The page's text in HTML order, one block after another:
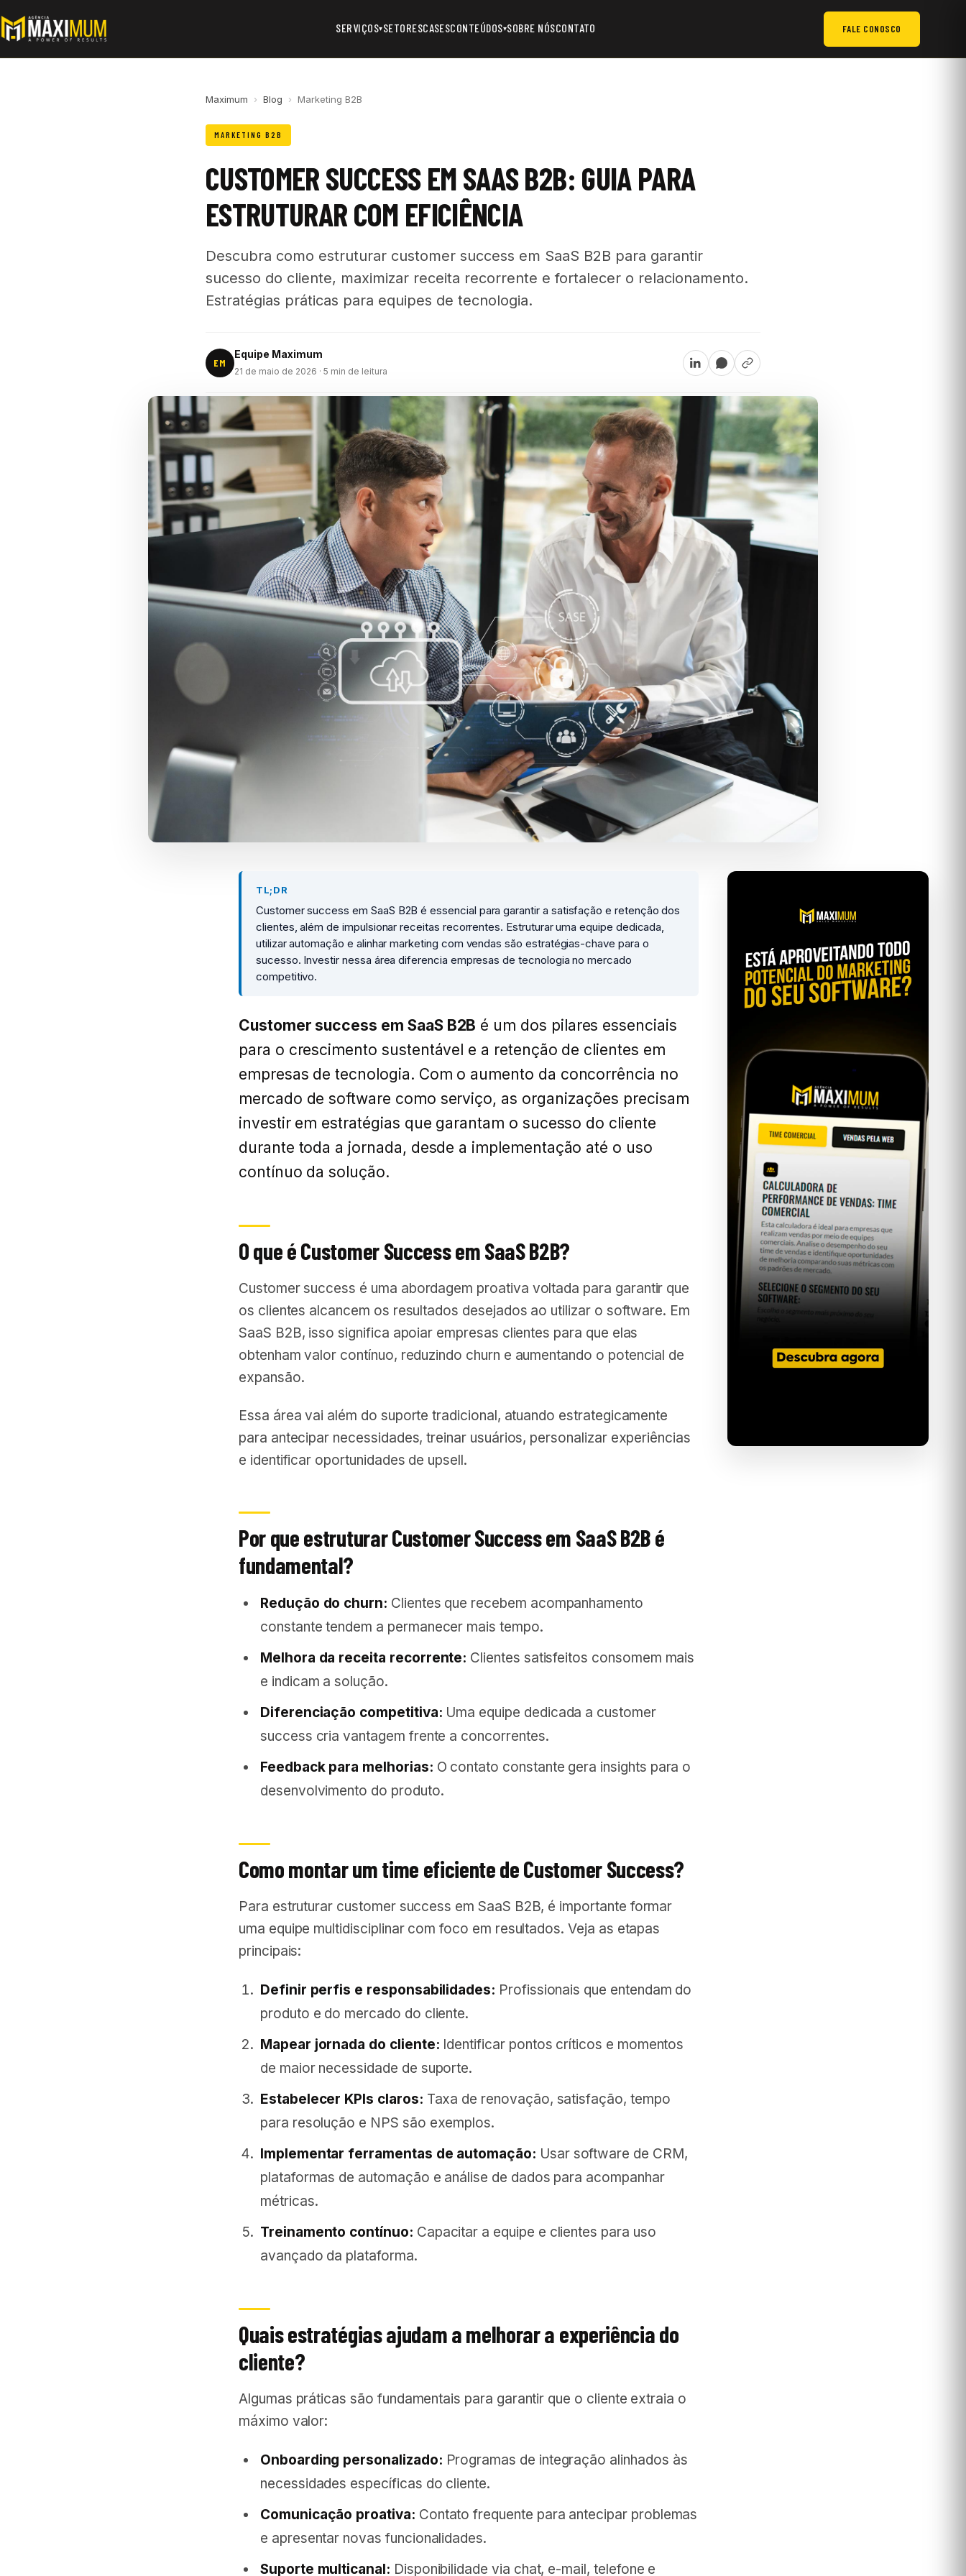
SERVIÇOS▾SETORESCASESCONTEÚDOS▾SOBRE NÓSCONTATO FALE CONOSCO
Maximum › Blog › Marketing B2B
MARKETING B2B
CUSTOMER SUCCESS EM SAAS B2B: GUIA PARA
ESTRUTURAR COM EFICIÊNCIA
Descubra como estruturar customer success em SaaS B2B para garantir
sucesso do cliente, maximizar receita recorrente e fortalecer o relacionamento.
Estratégias práticas para equipes de tecnologia.
EM
Equipe Maximum
21 de maio de 2026 · 5 min de leitura
TL;DR
Customer success em SaaS B2B é essencial para garantir a satisfação e retenção dos
clientes, além de impulsionar receitas recorrentes. Estruturar uma equipe dedicada,
utilizar automação e alinhar marketing com vendas são estratégias-chave para o
sucesso. Investir nessa área diferencia empresas de tecnologia no mercado
competitivo.
Customer success em SaaS B2B é um dos pilares essenciais
para o crescimento sustentável e a retenção de clientes em
empresas de tecnologia. Com o aumento da concorrência no
mercado de software como serviço, as organizações precisam
investir em estratégias que garantam o sucesso do cliente
durante toda a jornada, desde a implementação até o uso
contínuo da solução.
O que é Customer Success em SaaS B2B?
Customer success é uma abordagem proativa voltada para garantir que
os clientes alcancem os resultados desejados ao utilizar o software. Em
SaaS B2B, isso significa apoiar empresas clientes para que elas
obtenham valor contínuo, reduzindo churn e aumentando o potencial de
expansão.
Essa área vai além do suporte tradicional, atuando estrategicamente
para antecipar necessidades, treinar usuários, personalizar experiências
e identificar oportunidades de upsell.
Por que estruturar Customer Success em SaaS B2B é
fundamental?
Redução do churn: Clientes que recebem acompanhamento
constante tendem a permanecer mais tempo.
Melhora da receita recorrente: Clientes satisfeitos consomem mais
e indicam a solução.
Diferenciação competitiva: Uma equipe dedicada a customer
success cria vantagem frente a concorrentes.
Feedback para melhorias: O contato constante gera insights para o
desenvolvimento do produto.
Como montar um time eficiente de Customer Success?
Para estruturar customer success em SaaS B2B, é importante formar
uma equipe multidisciplinar com foco em resultados. Veja as etapas
principais:
Definir perfis e responsabilidades: Profissionais que entendam do
produto e do mercado do cliente.
Mapear jornada do cliente: Identificar pontos críticos e momentos
de maior necessidade de suporte.
Estabelecer KPIs claros: Taxa de renovação, satisfação, tempo
para resolução e NPS são exemplos.
Implementar ferramentas de automação: Usar software de CRM,
plataformas de automação e análise de dados para acompanhar
métricas.
Treinamento contínuo: Capacitar a equipe e clientes para uso
avançado da plataforma.
Quais estratégias ajudam a melhorar a experiência do
cliente?
Algumas práticas são fundamentais para garantir que o cliente extraia o
máximo valor:
Onboarding personalizado: Programas de integração alinhados às
necessidades específicas do cliente.
Comunicação proativa: Contato frequente para antecipar problemas
e apresentar novas funcionalidades.
Suporte multicanal: Disponibilidade via chat, e-mail, telefone e